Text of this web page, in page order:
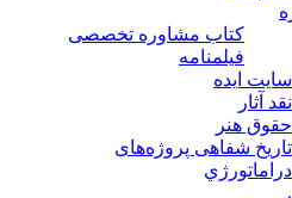
کتاب مشاوره تخصصی
فیلمنامه
سایت ایده
نقد آثار
حقوق هنر
تاریخ شفاهی پروژه‌های
دراماتورژي